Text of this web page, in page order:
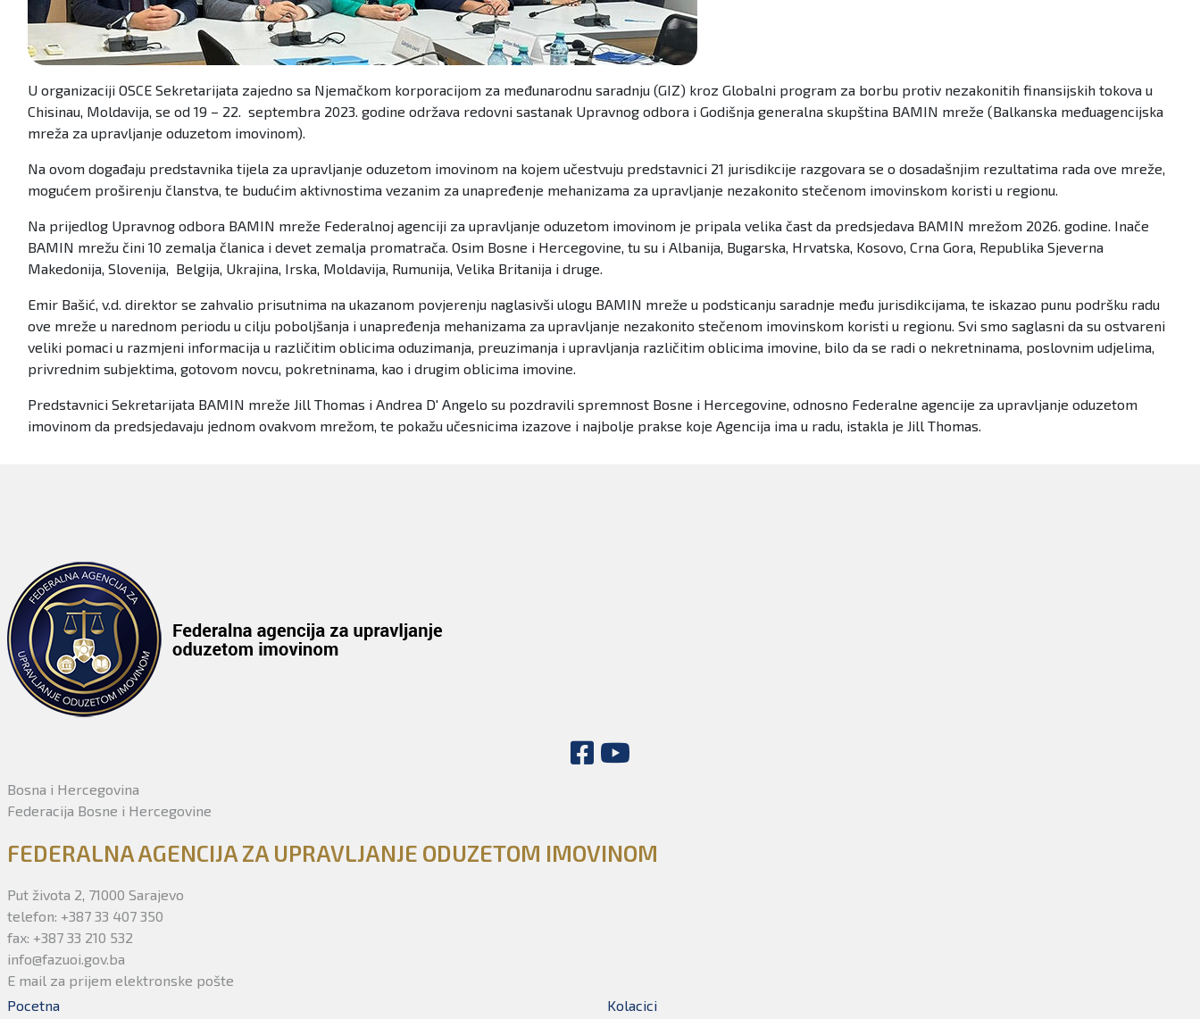
U organizaciji OSCE Sekretarijata zajedno sa Njemačkom korporacijom za međunarodnu saradnju (GIZ) kroz Globalni program za borbu protiv nezakonitih finansijskih tokova u
Chisinau, Moldavija, se od 19 – 22. septembra 2023. godine održava redovni sastanak Upravnog odbora i Godišnja generalna skupština BAMIN mreže (Balkanska međuagencijska
mreža za upravljanje oduzetom imovinom).
Na ovom događaju predstavnika tijela za upravljanje oduzetom imovinom na kojem učestvuju predstavnici 21 jurisdikcije razgovara se o dosadašnjim rezultatima rada ove mreže,
mogućem proširenju članstva, te budućim aktivnostima vezanim za unapređenje mehanizama za upravljanje nezakonito stečenom imovinskom koristi u regionu.
Na prijedlog Upravnog odbora BAMIN mreže Federalnoj agenciji za upravljanje oduzetom imovinom je pripala velika čast da predsjedava BAMIN mrežom 2026. godine. Inače
BAMIN mrežu čini 10 zemalja članica i devet zemalja promatrača. Osim Bosne i Hercegovine, tu su i Albanija, Bugarska, Hrvatska, Kosovo, Crna Gora, Republika Sjeverna
Makedonija, Slovenija, Belgija, Ukrajina, Irska, Moldavija, Rumunija, Velika Britanija i druge.
Emir Bašić, v.d. direktor se zahvalio prisutnima na ukazanom povjerenju naglasivši ulogu BAMIN mreže u podsticanju saradnje među jurisdikcijama, te iskazao punu podršku radu
ove mreže u narednom periodu u cilju poboljšanja i unapređenja mehanizama za upravljanje nezakonito stečenom imovinskom koristi u regionu. Svi smo saglasni da su ostvareni
veliki pomaci u razmjeni informacija u različitim oblicima oduzimanja, preuzimanja i upravljanja različitim oblicima imovine, bilo da se radi o nekretninama, poslovnim udjelima,
privrednim subjektima, gotovom novcu, pokretninama, kao i drugim oblicima imovine.
Predstavnici Sekretarijata BAMIN mreže Jill Thomas i Andrea D' Angelo su pozdravili spremnost Bosne i Hercegovine, odnosno Federalne agencije za upravljanje oduzetom
imovinom da predsjedavaju jednom ovakvom mrežom, te pokažu učesnicima izazove i najbolje prakse koje Agencija ima u radu, istakla je Jill Thomas.
Bosna i Hercegovina
Federacija Bosne i Hercegovine
FEDERALNA AGENCIJA ZA UPRAVLJANJE ODUZETOM IMOVINOM
Put života 2, 71000 Sarajevo
telefon: +387 33 407 350
fax: +387 33 210 532
info@fazuoi.gov.ba
E mail za prijem elektronske pošte
Pocetna
Kolacici